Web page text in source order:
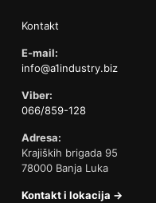
Kontakt
E-mail:
info@a1industry.biz
Viber:
066/859-128
Adresa:
Krajiških brigada 95
78000 Banja Luka
Kontakt i lokacija →